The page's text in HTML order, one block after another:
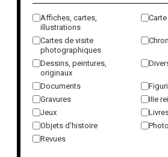
Affiches, cartes,
illustrations
Cartes de visite
photographiques
Dessins, peintures,
originaux
Documents
Gravures
IIIe
Jeux
Objets d'histoire
Revues